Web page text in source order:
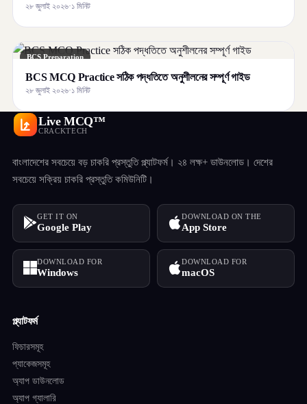
২৮ জুলাই ২০২৬·১ মিনিট
BCS Preparation
BCS MCQ Practice সঠিক পদ্ধতিতে অনুশীলনের সম্পূর্ণ গাইড
২৮ জুলাই ২০২৬·১ মিনিট
Live MCQ™
CRACKTECH
বাংলাদেশের সবচেয়ে বড় চাকরি প্রস্তুতি প্ল্যাটফর্ম। ২৪ লক্ষ+ ডাউনলোড। দেশের
সবচেয়ে সক্রিয় চাকরি প্রস্তুতি কমিউনিটি।
GET IT ON
Google Play
DOWNLOAD ON THE
App Store
DOWNLOAD FOR
Windows
DOWNLOAD FOR
macOS
প্ল্যাটফর্ম
ফিচারসমূহ
প্যাকেজসমূহ
অ্যাপ ডাউনলোড
অ্যাপ গ্যালারি